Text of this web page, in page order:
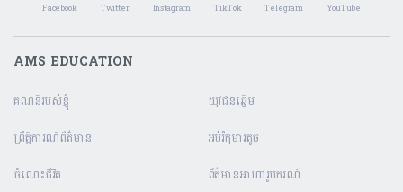
Facebook Twitter Instagram TikTok Telegram YouTube
AMS EDUCATION
គណនី​របស់ខ្ញុំ
ព្រឹត្តិការណ៍ព័ត៌មាន
ចំណេះជីវិត
យុវជនឆ្នើម
អប់រំកុមារតូច
ព័ត៌មានអាហារូបករណ៍